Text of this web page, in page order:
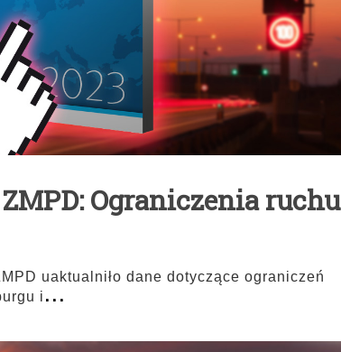
Ograniczenia ruchu
uaktualniło dane dotyczące ograniczeń
i...